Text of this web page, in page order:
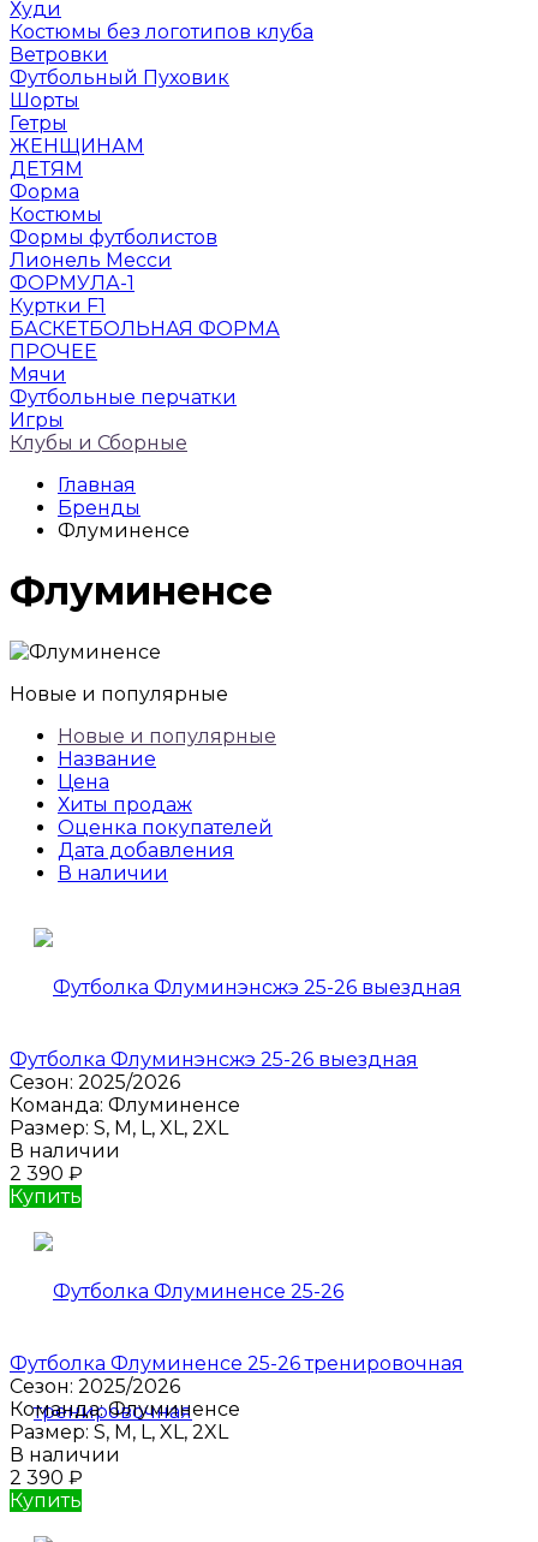
Худи
Костюмы без логотипов клуба
Ветровки
Футбольный Пуховик
Шорты
Гетры
ЖЕНЩИНАМ
ДЕТЯМ
Форма
Костюмы
Формы футболистов
Лионель Месси
ФОРМУЛА-1
Куртки F1
БАСКЕТБОЛЬНАЯ ФОРМА
ПРОЧЕЕ
Мячи
Футбольные перчатки
Игры
Клубы и Сборные
Главная
Бренды
Флуминенсе
Флуминенсе
Новые и популярные
Новые и популярные
Название
Цена
Хиты продаж
Оценка покупателей
Дата добавления
В наличии
Футболка Флуминэнсжэ 25-26 выездная
Сезон: 2025/2026
Команда: Флуминенсе
Размер: S, M, L, XL, 2XL
В наличии
2 390 ₽
Купить
Футболка Флуминенсе 25-26 тренировочная
Сезон: 2025/2026
Команда:Флуминенсе
Размер: S, M, L, XL, 2XL
В наличии
2 390 ₽
Купить